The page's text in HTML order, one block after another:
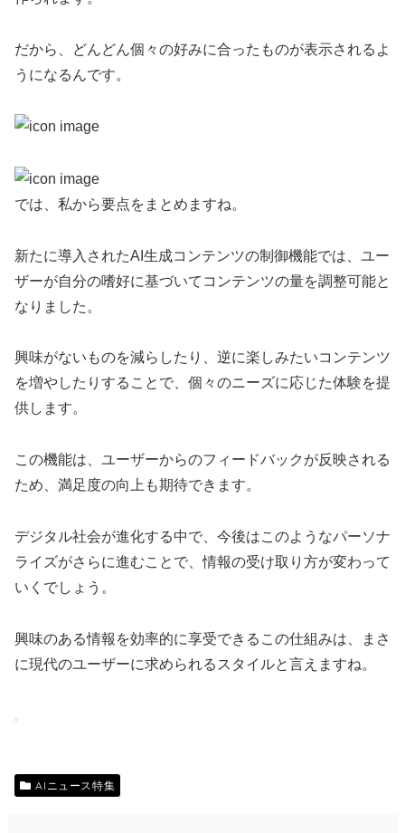
だから、どんどん個々の好みに合ったものが表示されるよ
うになるんです。
では、私から要点をまとめますね。
新たに導入されたAI生成コンテンツの制御機能では、ユー
ザーが自分の嗜好に基づいてコンテンツの量を調整可能と
なりました。
興味がないものを減らしたり、逆に楽しみたいコンテンツ
を増やしたりすることで、個々のニーズに応じた体験を提
供します。
この機能は、ユーザーからのフィードバックが反映される
ため、満足度の向上も期待できます。
デジタル社会が進化する中で、今後はこのようなパーソナ
ライズがさらに進むことで、情報の受け取り方が変わって
いくでしょう。
興味のある情報を効率的に享受できるこの仕組みは、まさ
に現代のユーザーに求められるスタイルと言えますね。
AIニュース特集